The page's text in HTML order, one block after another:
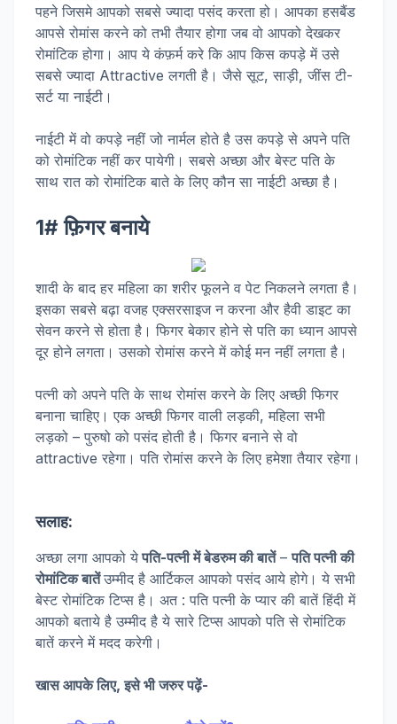
पहने जिसमे आपको सबसे ज्यादा पसंद करता हो। आपका हसबैंड
आपसे रोमांस करने को तभी तैयार होगा जब वो आपको देखकर
रोमांटिक होगा। आप ये कंफ़र्म करे कि आप किस कपड़े में उसे
सबसे ज्यादा Attractive लगती है। जैसे सूट, साड़ी, जींस टी-
सर्ट या नाईटी।
नाईटी में वो कपड़े नहीं जो नार्मल होते है उस कपड़े से अपने पति
को रोमांटिक नहीं कर पायेगी। सबसे अच्छा और बेस्ट पति के
साथ रात को रोमांटिक बाते के लिए कौन सा नाईटी अच्छा है।
1# फ़िगर बनाये
शादी के बाद हर महिला का शरीर फूलने व पेट निकलने लगता है।
इसका सबसे बढ़ा वजह एक्सरसाइज न करना और हैवी डाइट का
सेवन करने से होता है। फिगर बेकार होने से पति का ध्यान आपसे
दूर होने लगता। उसको रोमांस करने में कोई मन नहीं लगता है।
पत्नी को अपने पति के साथ रोमांस करने के लिए अच्छी फिगर
बनाना चाहिए। एक अच्छी फिगर वाली लड़की, महिला सभी
लड़को – पुरुषो को पसंद होती है। फिगर बनाने से वो
attractive रहेगा। पति रोमांस करने के लिए हमेशा तैयार रहेगा।
सलाह:
अच्छा लगा आपको येपति-पत्नी में बेडरुम की बातें–पति पत्नी की
रोमांटिक बातेंउम्मीद है आर्टिकल आपको पसंद आये होगे। ये सभी
बेस्ट रोमांटिक टिप्स है। अत : पति पत्नी के प्यार की बातें हिंदी में
आपको बताये है उम्मीद है ये सारे टिप्स आपको पति से रोमांटिक
बातें करने में मदद करेगी।
खास आपके लिए, इसे भी जरुर पढ़ें-